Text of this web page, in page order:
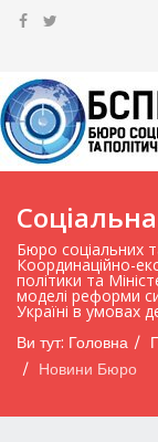
Бюро соціальних
Координаційно-
політики та
моделі реформи
Україні в умовах
Ви тут: Головна
Новини Бюро